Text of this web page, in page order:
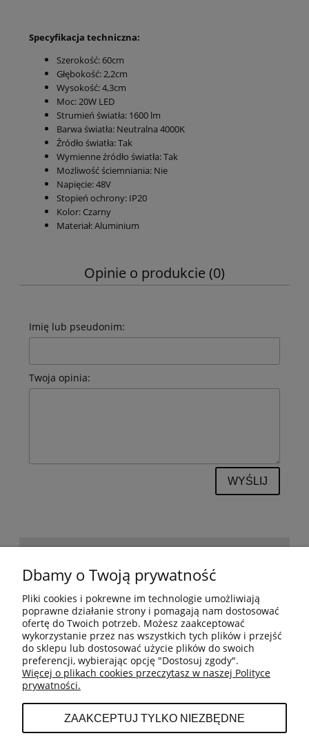
Specyfikacja techniczna:
Szerokość: 60cm
Głębokość: 2,2cm
Wysokość: 4,3cm
Moc: 20W LED
Strumień światła: 1600 lm
Barwa światła: Neutralna 4000K
Źródło światła: Tak
Wymienne źródło światła: Tak
Możliwość ściemniania: Nie
Napięcie: 48V
Stopień ochrony: IP20
Kolor: Czarny
Materiał: Aluminium
Opinie o produkcie (0)
Imię lub pseudonim:
Twoja opinia:
WYŚLIJ
BESTSELLERY
MOJE KONTO
Dbamy o Twoją prywatność
Pliki cookies i pokrewne im technologie umożliwiają
poprawne działanie strony i pomagają nam dostosować
ofertę do Twoich potrzeb. Możesz zaakceptować
wykorzystanie przez nas wszystkich tych plików i przejść
do sklepu lub dostosować użycie plików do swoich
preferencji, wybierając opcję "Dostosuj zgody".
Więcej o plikach cookies przeczytasz w naszej Polityce
prywatności.
ZAAKCEPTUJ TYLKO NIEZBĘDNE